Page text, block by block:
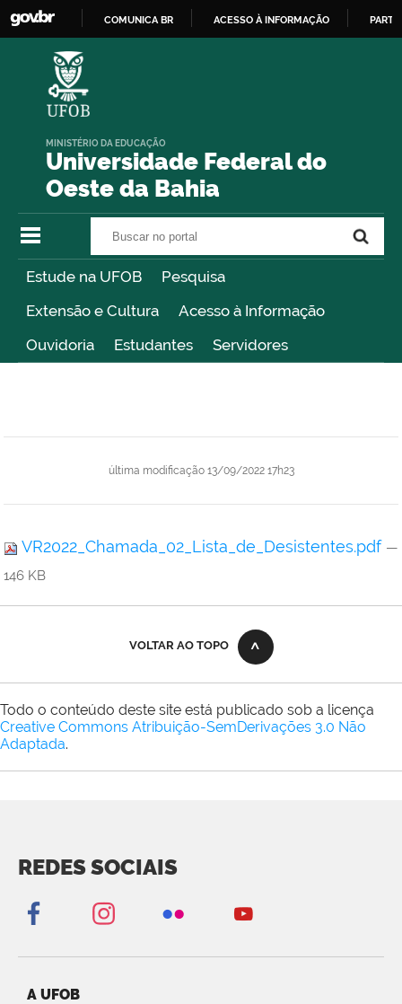
COMUNICA BR ACESSO À INFORMAÇÃO
Universidade Federal do
Oeste da Bahia
MINISTÉRIO DA EDUCAÇÃO
Estude na UFOB
Pesquisa
Extensão e Cultura
Acesso à Informação
Ouvidoria
Estudantes Servidores
última modificação13/09/2022 17h23
VR2022_Chamada_02_Lista_de_Desistentes.pdf —
146 KB
VOLTAR AO TOPO
Todo o conteúdo deste site está publicado sob a licença
Creative Commons Atribuição-SemDerivações 3.0 Não
Adaptada.
REDES SOCIAIS
A UFOB